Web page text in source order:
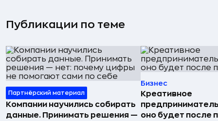
Публикации по теме
Партнёрский материал
Компании научились собирать
данные. Принимать решения —
Бизнес
Креативное
оно будет после